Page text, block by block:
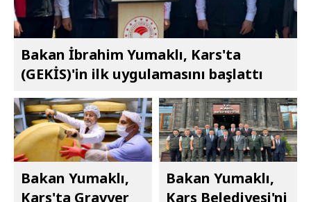
Bakan İbrahim Yumaklı, Kars'ta
(GEKİS)'in ilk uygulamasını başlattı
Bakan Yumaklı,
Kars'ta Gravyer
Bakan Yumaklı,
Kars Belediyesi'ni